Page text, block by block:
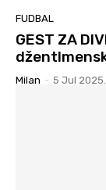
FUDBAL
GEST ZA
Milan - 5 Jul 2025.